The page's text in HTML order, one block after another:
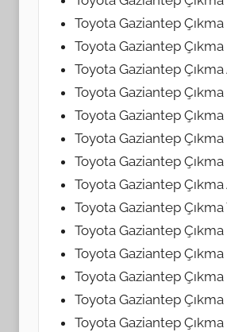
Toyota Gaziantep
Toyota Gaziantep
Toyota Gaziantep
Toyota Gaziantep
Toyota Gaziantep
Toyota Gaziantep
Toyota Gaziantep
Toyota Gaziantep Çıkma
Toyota Gaziantep Çıkma
Toyota Gaziantep
Toyota Gaziantep
Toyota Gaziantep
Toyota Gaziantep
Toyota Gaziantep Çıkma